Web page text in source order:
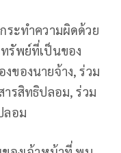
ระทำความผิดด้วย
รัพย์ที่เป็นของ
ของนายจ้าง, ร่วม
ารสิทธิปลอม, ร่วม
ลอม